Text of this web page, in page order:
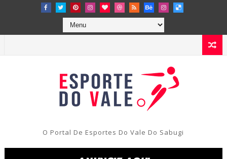
O Portal De Esportes Do Vale Do Sabugi